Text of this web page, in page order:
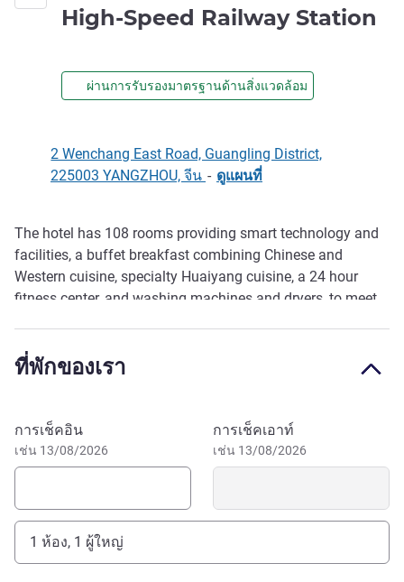
High-Speed Railway Station
ผ่านการรับรองมาตรฐานด้านสิ่งแวดล้อม
2 Wenchang East Road, Guangling District,
225003 YANGZHOU, จีน - ดูแผนที่
รายละเอียด
The hotel has 108 rooms providing smart technology and
facilities, a buffet breakfast combining Chinese and
Western cuisine, specialty Huaiyang cuisine, a 24 hour
fitness center, and washing machines and dryers, to meet
ที่พักของเรา
จองโรงแรมนี้
การเช็คอิน
เช่น 13/08/2026
การเช็คเอาท์
เช่น 13/08/2026
1 ห้อง, 1 ผู้ใหญ่